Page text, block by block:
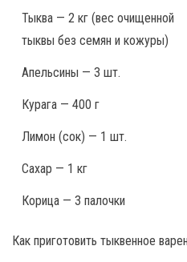
Тыква — 2 кг (вес очищенной
тыквы без семян и кожуры)
Апельсины — 3 шт.
Курага — 400 г
Лимон (сок) — 1 шт.
Сахар — 1 кг
Корица — 3 палочки
Как приготовить тыквенное